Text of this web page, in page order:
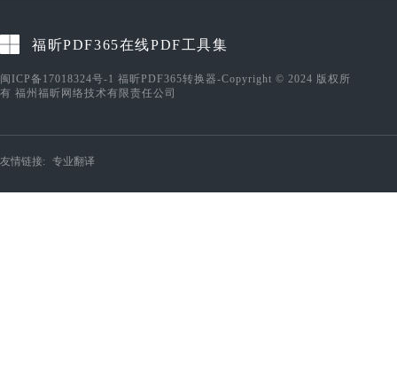
福昕PDF365在线PDF工具集
闽ICP备17018324号-1 福昕PDF365转换器-Copyright © 2024 版权所
有 福州福昕网络技术有限责任公司
友情链接: 专业翻译